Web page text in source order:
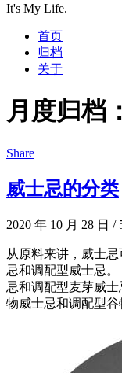
It's My Life.
首页
归档
关于
月度归档
Share
威士忌的分类
2020 年 10 月 28 日 /
从原料来讲，威士
忌和调配型威士忌
忌和调配型麦芽威
物威士忌和调配型